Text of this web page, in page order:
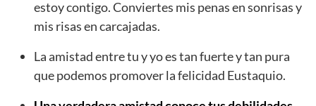
estoy contigo. Conviertes mis penas en sonrisas y
mis risas en carcajadas.
La amistad entre tu y yo es tan fuerte y tan pura
que podemos promover la felicidad Eustaquio.